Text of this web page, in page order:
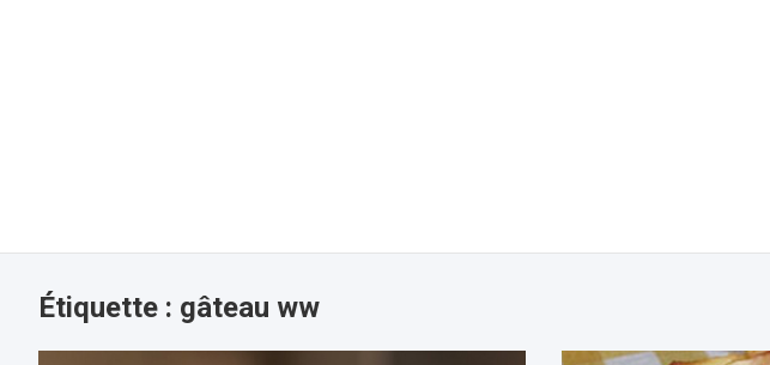
Étiquette : gâteau ww